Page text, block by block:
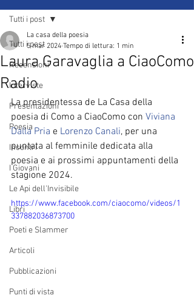
Tutti i post
Recensioni
Interviste
Presentazioni
Poesia
Incontri
I Giovani
Le Api dell'Invisibile
Libri
Poeti e Slammer
Articoli
Pubblicazioni
Punti di vista
Tutti i post
Laura Garavaglia a CiaoComo
Radio
La casa della poesia
5 mar 2024 Tempo di lettura: 1 min
La presidentessa de La Casa della
poesia di Como a CiaoComo con Viviana
Dalla Pria e Lorenzo Canali, per una
puntata al femminile dedicata alla
poesia e ai prossimi appuntamenti della
stagione 2024.
https://www.facebook.com/ciaocomo/videos/1
337882036873700